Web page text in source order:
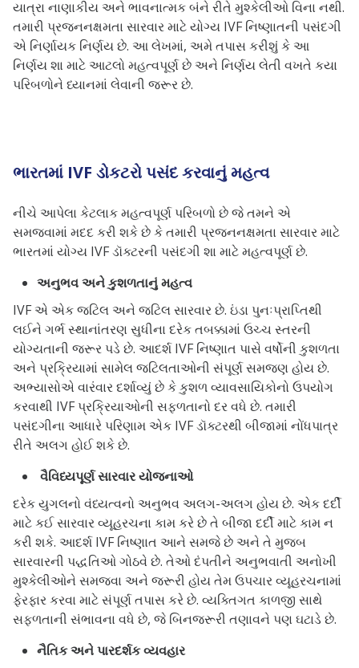
યાત્રા નાણાકીય અને ભાવનાત્મક બંને રીતે મુશ્કેલીઓ વિના નથી.
તમારી પ્રજનનક્ષમતા સારવાર માટે યોગ્ય IVF નિષ્ણાતની પસંદગી
એ નિર્ણાયક નિર્ણય છે. આ લેખમાં, અમે તપાસ કરીશું કે આ
નિર્ણય શા માટે આટલો મહત્વપૂર્ણ છે અને નિર્ણય લેતી વખતે કયા
પરિબળોને ધ્યાનમાં લેવાની જરૂર છે.
ભારતમાં IVF ડોકટરો પસંદ કરવાનું મહત્વ
નીચે આપેલા કેટલાક મહત્વપૂર્ણ પરિબળો છે જે તમને એ
સમજવામાં મદદ કરી શકે છે કે તમારી પ્રજનનક્ષમતા સારવાર માટે
ભારતમાં યોગ્ય IVF ડૉક્ટરની પસંદગી શા માટે મહત્વપૂર્ણ છે.
અનુભવ અને કુશળતાનું મહત્વ
IVF એ એક જટિલ અને જટિલ સારવાર છે. ઇંડા પુનઃપ્રાપ્તિથી
લઈને ગર્ભ સ્થાનાંતરણ સુધીના દરેક તબક્કામાં ઉચ્ચ સ્તરની
યોગ્યતાની જરૂર પડે છે. આદર્શ IVF નિષ્ણાત પાસે વર્ષોની કુશળતા
અને પ્રક્રિયામાં સામેલ જટિલતાઓની સંપૂર્ણ સમજણ હોય છે.
અભ્યાસોએ વારંવાર દર્શાવ્યું છે કે કુશળ વ્યાવસાયિકોનો ઉપયોગ
કરવાથી IVF પ્રક્રિયાઓની સફળતાનો દર વધે છે. તમારી
પસંદગીના આધારે પરિણામ એક IVF ડૉક્ટરથી બીજામાં નોંધપાત્ર
રીતે અલગ હોઈ શકે છે.
વૈવિધ્યપૂર્ણ સારવાર યોજનાઓ
દરેક યુગલનો વંધ્યત્વનો અનુભવ અલગ-અલગ હોય છે. એક દર્દી
માટે કઈ સારવાર વ્યૂહરચના કામ કરે છે તે બીજા દર્દી માટે કામ ન
કરી શકે. આદર્શ IVF નિષ્ણાત આને સમજે છે અને તે મુજબ
સારવારની પદ્ધતિઓ ગોઠવે છે. તેઓ દંપતીને અનુભવાતી અનોખી
મુશ્કેલીઓને સમજવા અને જરૂરી હોય તેમ ઉપચાર વ્યૂહરચનામાં
ફેરફાર કરવા માટે સંપૂર્ણ તપાસ કરે છે. વ્યક્તિગત કાળજી સાથે
સફળતાની સંભાવના વધે છે, જે બિનજરૂરી તણાવને પણ ઘટાડે છે.
નૈતિક અને પારદર્શક વ્યવહાર